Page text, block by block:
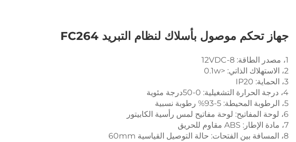
جهاز تحكم موصول بأسلاك لنظام التبريد FC264
1، مصدر الطاقة: 8-12VDC
2، الاستهلاك الذاتي: <0.1w
3، الحماية: IP20
4، درجة الحرارة التشغيلية: 0-50درجة مئوية
5، الرطوبة المحيطة: 5-93% رطوبة نسبية
6، لوحة المفاتيح: لوحة مفاتيح لمس رأسية الكابيتور
7، مادة الإطار: ABS مقاوم للحريق
8، المسافة بين الفتحات: حالة التوصيل القياسية 60mm